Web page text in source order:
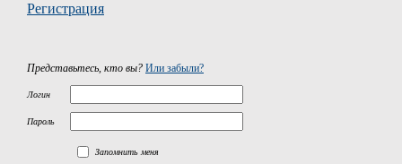
Регистрация
Представьтесь, кто вы? Или забыли?
Логин
Пароль
Запомнить меня